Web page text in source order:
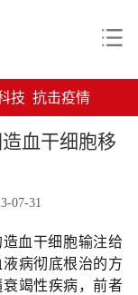
技 抗击疫情
血干细胞移
07-31
血干细胞输注给
病彻底根治的方
竭性疾病，前者